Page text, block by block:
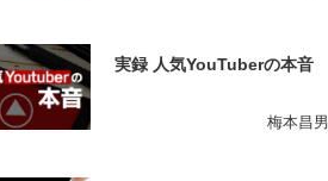
実録 人気YouTuberの本音
梅本昌男